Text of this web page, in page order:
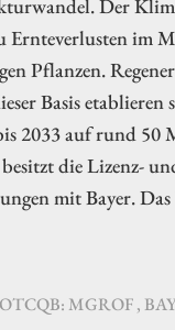
Der
im
Pflanzen.
Basis etablieren
2033 auf rund 50
die Lizenz-
mit Bayer.
MGROF ,